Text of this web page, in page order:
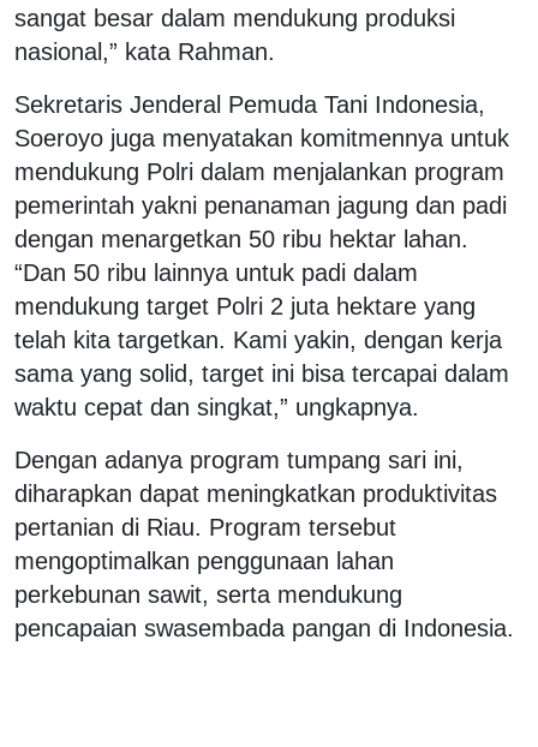
sangat besar dalam mendukung produksi
nasional,” kata Rahman.
Sekretaris Jenderal Pemuda Tani Indonesia,
Soeroyo juga menyatakan komitmennya untuk
mendukung Polri dalam menjalankan program
pemerintah yakni penanaman jagung dan padi
dengan menargetkan 50 ribu hektar lahan.
“Dan 50 ribu lainnya untuk padi dalam
mendukung target Polri 2 juta hektare yang
telah kita targetkan. Kami yakin, dengan kerja
sama yang solid, target ini bisa tercapai dalam
waktu cepat dan singkat,” ungkapnya.
Dengan adanya program tumpang sari ini,
diharapkan dapat meningkatkan produktivitas
pertanian di Riau. Program tersebut
mengoptimalkan penggunaan lahan
perkebunan sawit, serta mendukung
pencapaian swasembada pangan di Indonesia.